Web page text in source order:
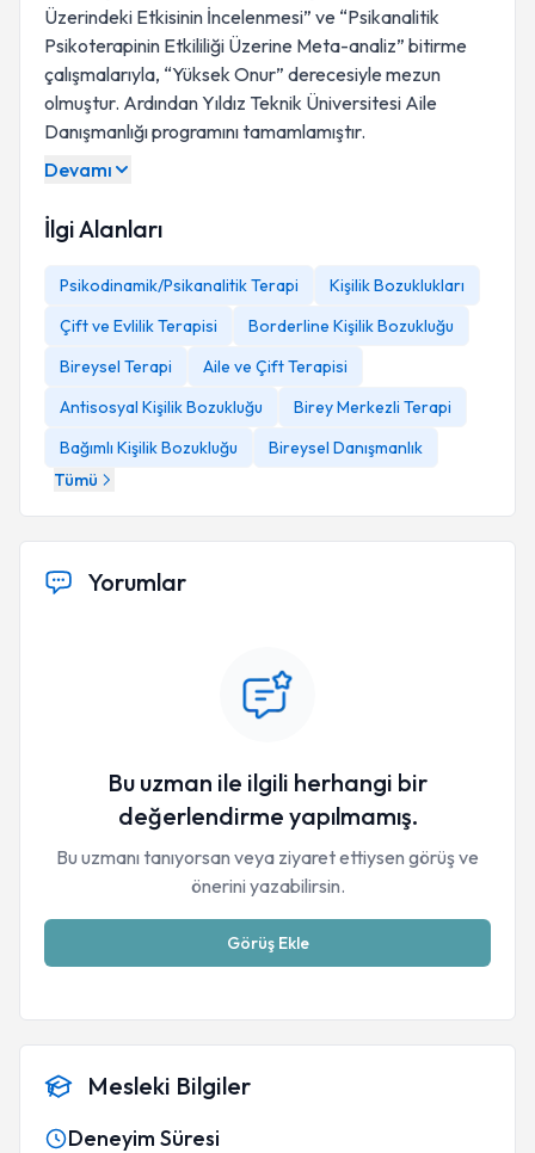
Üzerindeki Etkisinin İncelenmesi” ve “Psikanalitik
Psikoterapinin Etkililiği Üzerine Meta-analiz” bitirme
çalışmalarıyla, “Yüksek Onur” derecesiyle mezun
olmuştur. Ardından Yıldız Teknik Üniversitesi Aile
Danışmanlığı programını tamamlamıştır.
Devamı
İlgi Alanları
Psikodinamik/Psikanalitik Terapi
Kişilik Bozuklukları
Çift ve Evlilik Terapisi
Borderline Kişilik Bozukluğu
Bireysel Terapi
Aile ve Çift Terapisi
Antisosyal Kişilik Bozukluğu
Birey Merkezli Terapi
Bağımlı Kişilik Bozukluğu
Bireysel Danışmanlık
Tümü
Yorumlar
Bu uzman ile ilgili herhangi bir
değerlendirme yapılmamış.
Bu uzmanı tanıyorsan veya ziyaret ettiysen görüş ve
önerini yazabilirsin.
Görüş Ekle
Mesleki Bilgiler
Deneyim Süresi